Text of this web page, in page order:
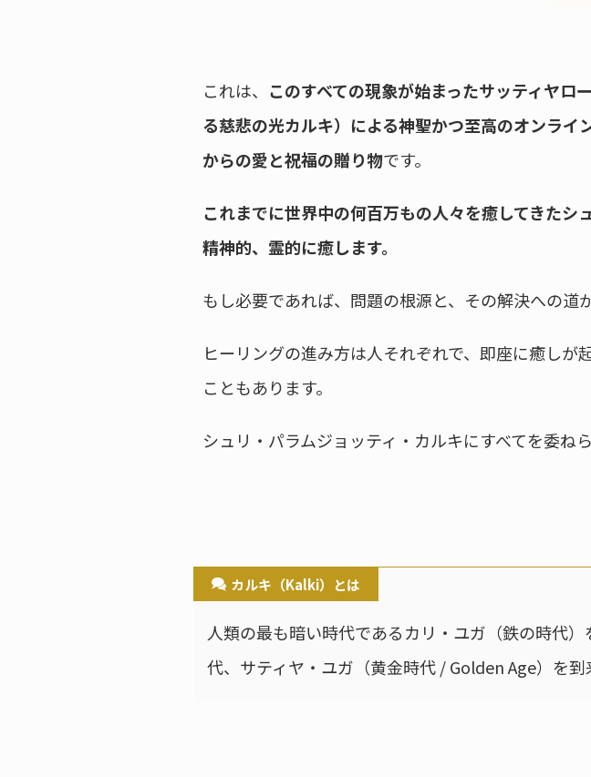
これは、 このすべての現象が始まったサッティヤロ
る慈悲の光カルキ）による神聖かつ至高のオンライ
からの愛と祝福の贈り物です。
これまでに世界中の何百万もの人々を癒してきたシ
精神的、霊的に癒します。
もし必要であれば、問題の根源と、その解決への道
ヒーリングの進み方は人それぞれで、即座に癒し
こともあります。
シュリ・パラムジョッティ・カルキにすべてを委ね
カルキ（Kalki）とは
人類の最も暗い時代であるカリ・ユガ（鉄の時代
代、サティヤ・ユガ（黄金時代 / Golden Age）を到